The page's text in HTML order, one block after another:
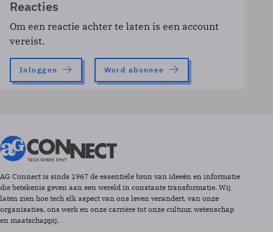
Reacties
Om een reactie achter te laten is een account
vereist.
Inloggen Word abonnee
AG Connect is sinds 1967 de essentiële bron van ideeën en informatie
die betekenis geven aan een wereld in constante transformatie. Wij
laten zien hoe tech elk aspect van ons leven verandert, van onze
organisaties, ons werk en onze carrière tot onze cultuur, wetenschap
en maatschappij.